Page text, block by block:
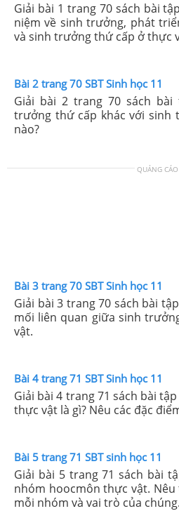
Giải bài 1 trang 70 sách bài
niệm về sinh trưởng, phát
và sinh trưởng thứ cấp ở thực
Bài 2 trang 70 SBT Sinh học 11
Giải bài 2 trang 70 sách bài
trưởng thứ cấp khác với sinh
nào?
QUẢNG CÁO
Bài 3 trang 70 SBT Sinh học 11
Giải bài 3 trang 70 sách bài
mối liên quan giữa sinh
vật.
Bài 4 trang 71 SBT Sinh học 11
Giải bài 4 trang 71 sách bài
thực vật là gì? Nêu các đặc
Bài 5 trang 71 SBT sinh học 11
Giải bài 5 trang 71 sách bài
nhóm hoocmôn thực vật.
mỗi nhóm và vai trò của chúng.